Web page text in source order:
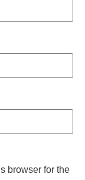
browser for the